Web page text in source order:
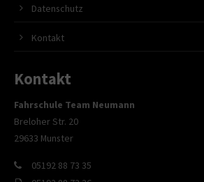
Datenschutz
Kontakt
Kontakt
Fahrschule Team Neumann
Breloher Str. 20
29633 Munster
05192 88 73 35